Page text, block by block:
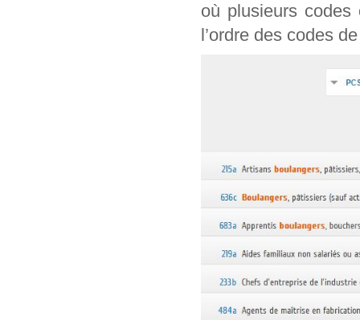
où plusieurs
l’ordre des codes